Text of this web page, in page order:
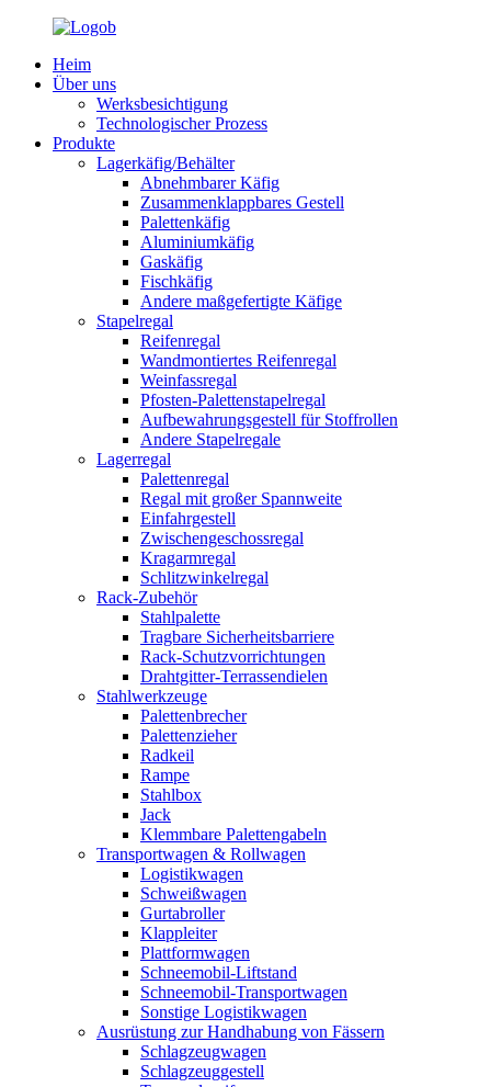
Heim
Über uns
Werksbesichtigung
Technologischer Prozess
Produkte
Lagerkäfig/Behälter
Abnehmbarer Käfig
Zusammenklappbares Gestell
Palettenkäfig
Aluminiumkäfig
Gaskäfig
Fischkäfig
Andere maßgefertigte Käfige
Stapelregal
Reifenregal
Wandmontiertes Reifenregal
Weinfassregal
Pfosten-Palettenstapelregal
Aufbewahrungsgestell für Stoffrollen
Andere Stapelregale
Lagerregal
Palettenregal
Regal mit großer Spannweite
Einfahrgestell
Zwischengeschossregal
Kragarmregal
Schlitzwinkelregal
Rack-Zubehör
Stahlpalette
Tragbare Sicherheitsbarriere
Rack-Schutzvorrichtungen
Drahtgitter-Terrassendielen
Stahlwerkzeuge
Palettenbrecher
Palettenzieher
Radkeil
Rampe
Stahlbox
Jack
Klemmbare Palettengabeln
Transportwagen & Rollwagen
Logistikwagen
Schweißwagen
Gurtabroller
Klappleiter
Plattformwagen
Schneemobil-Liftstand
Schneemobil-Transportwagen
Sonstige Logistikwagen
Ausrüstung zur Handhabung von Fässern
Schlagzeugwagen
Schlagzeuggestell